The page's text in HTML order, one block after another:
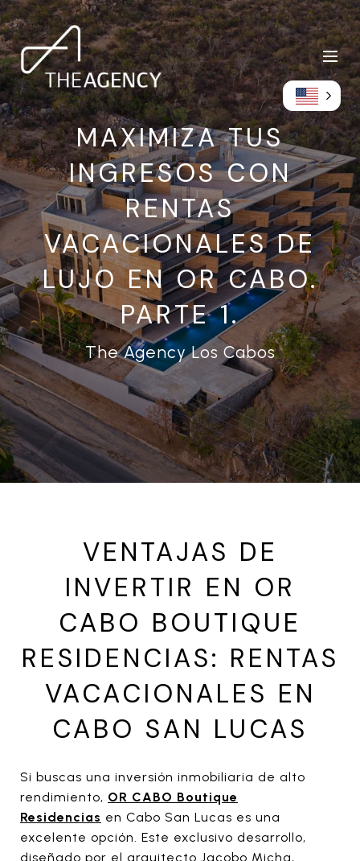
MAXIMIZA TUS
INGRESOS CON
RENTAS
VACACIONALES DE
LUJO EN OR CABO.
PARTE 1.
The Agency Los Cabos
VENTAJAS DE
INVERTIR EN OR
CABO BOUTIQUE
RESIDENCIAS: RENTAS
VACACIONALES EN
CABO SAN LUCAS
Si buscas una inversión inmobiliaria de alto
rendimiento, OR CABO Boutique
Residencias en Cabo San Lucas es una
excelente opción. Este exclusivo desarrollo,
diseñado por el arquitecto Jacobo Micha,